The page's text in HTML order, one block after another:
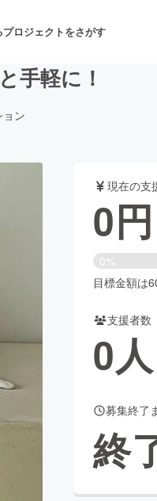
プロジェクトをさがす
舞台・パフォーマンス
ビューティー・ヘルスケア
Creation
コミュニティ
手軽に！
ン
現在の支
0円
0%
目標金額は
支援者数
0人
募集終了
終